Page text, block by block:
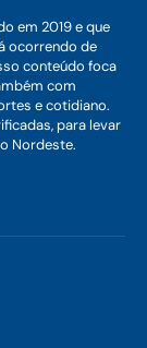
em 2019 e que
ocorrendo de
conteúdo foca
com
e cotidiano.
para levar
Nordeste.